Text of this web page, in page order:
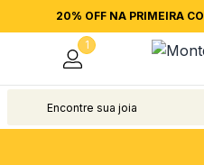
20% OFF NA PRIMEIRA
1